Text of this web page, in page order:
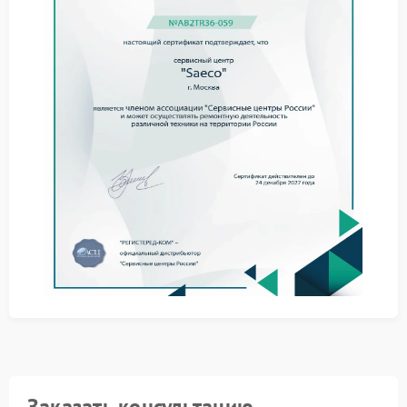
Недостаточная производительность помпы, из-за
чего вода проходит слишком медленно.
Когда кофемашина Saeco долго греется, это создает
нагрузку на другие компоненты. Своевременный
ремонт Saeco позволяет устранить причину до того,
как начнутся проблемы с электроникой или
Профессиональная диагностика
и решения
Определить точную причину замедленного нагрева
без разбора устройства сложно. В сервисном центре
проверяют сопротивление ТЭНа, целостность
проводки и корректность работы управляющей